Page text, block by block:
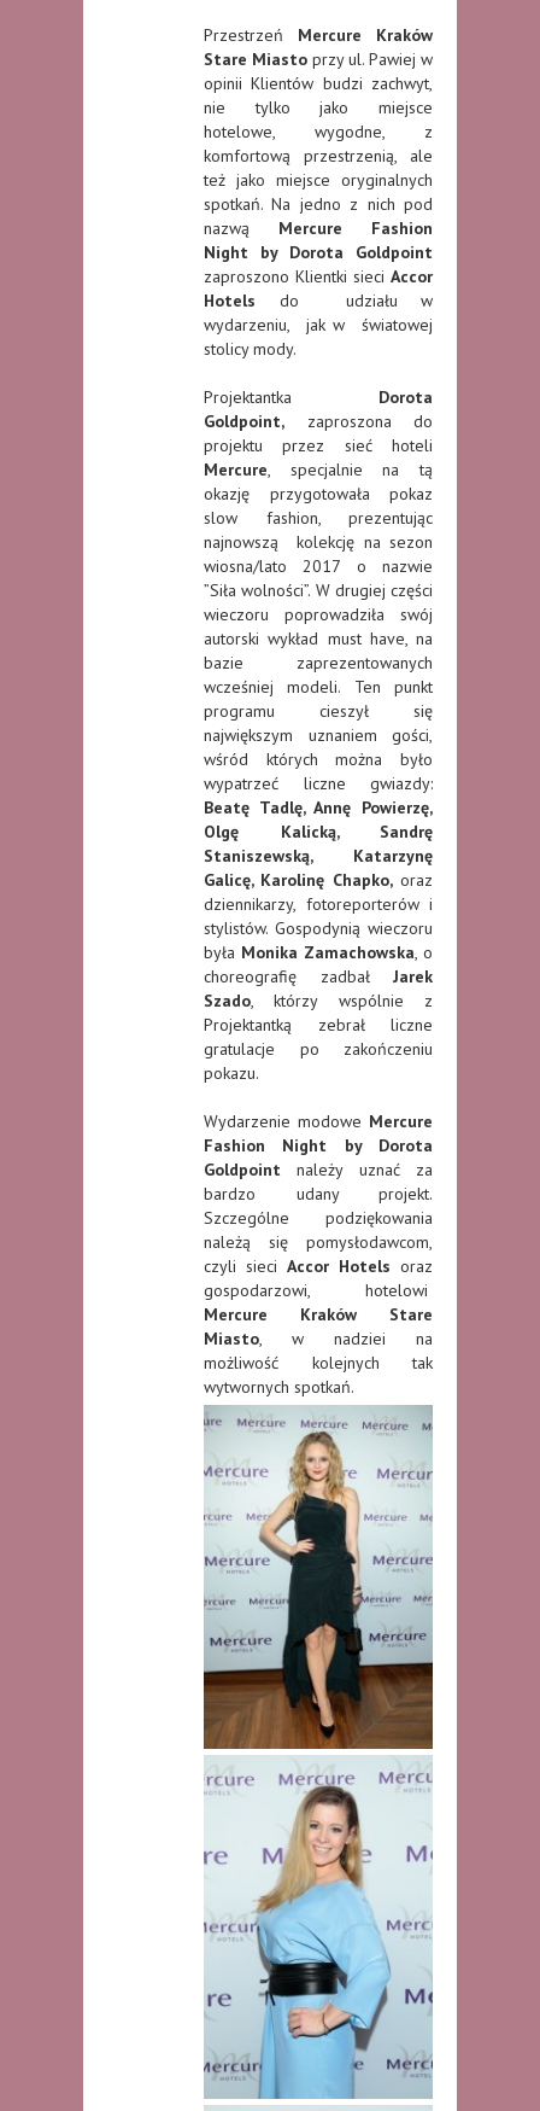
Przestrzeń Mercure Kraków
Stare Miasto przy ul. Pawiej w
opinii Klientów budzi zachwyt,
nie tylko jako miejsce
hotelowe, wygodne, z
komfortową przestrzenią, ale
też jako miejsce oryginalnych
spotkań. Na jedno z nich pod
nazwą Mercure Fashion
Night by Dorota Goldpoint
zaproszono Klientki sieci Accor
Hotels do udziału w
wydarzeniu, jak w światowej
stolicy mody.
Projektantka Dorota
Goldpoint, zaproszona do
projektu przez sieć hoteli
Mercure, specjalnie na tą
okazję przygotowała pokaz
slow fashion, prezentując
najnowszą kolekcję na sezon
wiosna/lato 2017 o nazwie
”Siła wolności”. W drugiej części
wieczoru poprowadziła swój
autorski wykład must have, na
bazie zaprezentowanych
wcześniej modeli. Ten punkt
programu cieszył się
największym uznaniem gości,
wśród których można było
wypatrzeć liczne gwiazdy:
Beatę Tadlę, Annę Powierzę,
Olgę Kalicką, Sandrę
Staniszewską, Katarzynę
Galicę, Karolinę Chapko,oraz
dziennikarzy, fotoreporterów i
stylistów. Gospodynią wieczoru
była Monika Zamachowska, o
choreografię zadbał Jarek
Szado, którzy wspólnie z
Projektantką zebrał liczne
gratulacje po zakończeniu
pokazu.
Wydarzenie modowe Mercure
Fashion Night by Dorota
Goldpointnależy uznać za
bardzo udany projekt.
Szczególne podziękowania
należą się pomysłodawcom,
czyli sieci Accor Hotels oraz
gospodarzowi, hotelowi
Mercure Kraków Stare
Miasto, w nadziei na
możliwość kolejnych tak
wytwornych spotkań.